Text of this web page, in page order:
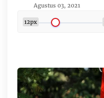
Agustus 03, 2021
12px